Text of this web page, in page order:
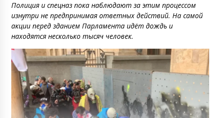
Полиция и спецназ пока наблюдают за этим процессом
изнутри не предпринимая ответных действий. На самой
акции перед зданием Парламента идёт дождь и
находятся несколько тысяч человек.